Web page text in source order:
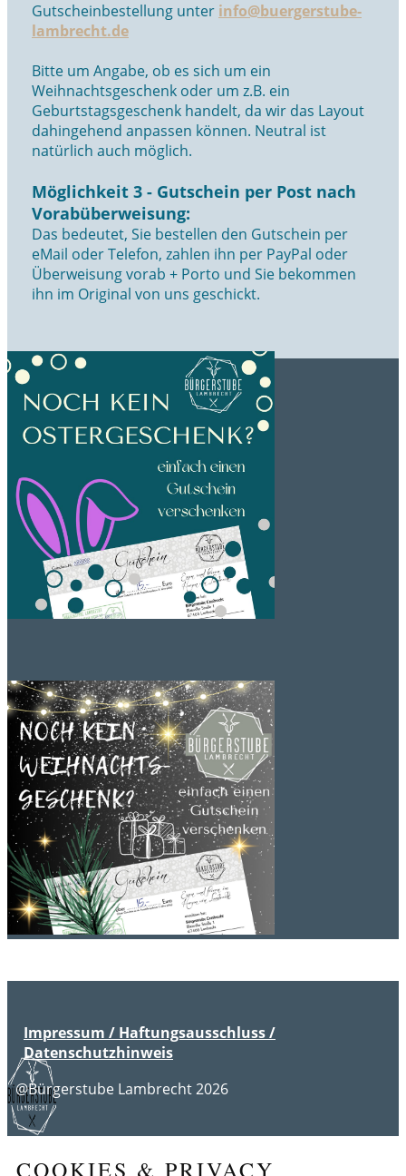
Gutscheinbestellung unter info@buergerstube-
lambrecht.de
Bitte um Angabe, ob es sich um ein
Weihnachtsgeschenk oder um z.B. ein
Geburtstagsgeschenk handelt, da wir das Layout
dahingehend anpassen können. Neutral ist
natürlich auch möglich.
Möglichkeit 3 - Gutschein per Post nach
Vorabüberweisung:
Das bedeutet, Sie bestellen den Gutschein per
eMail oder Telefon, zahlen ihn per PayPal oder
Überweisung vorab + Porto und Sie bekommen
ihn im Original von uns geschickt.
Impressum / Haftungsausschluss /
Datenschutzhinweis
@Bürgerstube Lambrecht 2026
COOKIES & PRIVACY